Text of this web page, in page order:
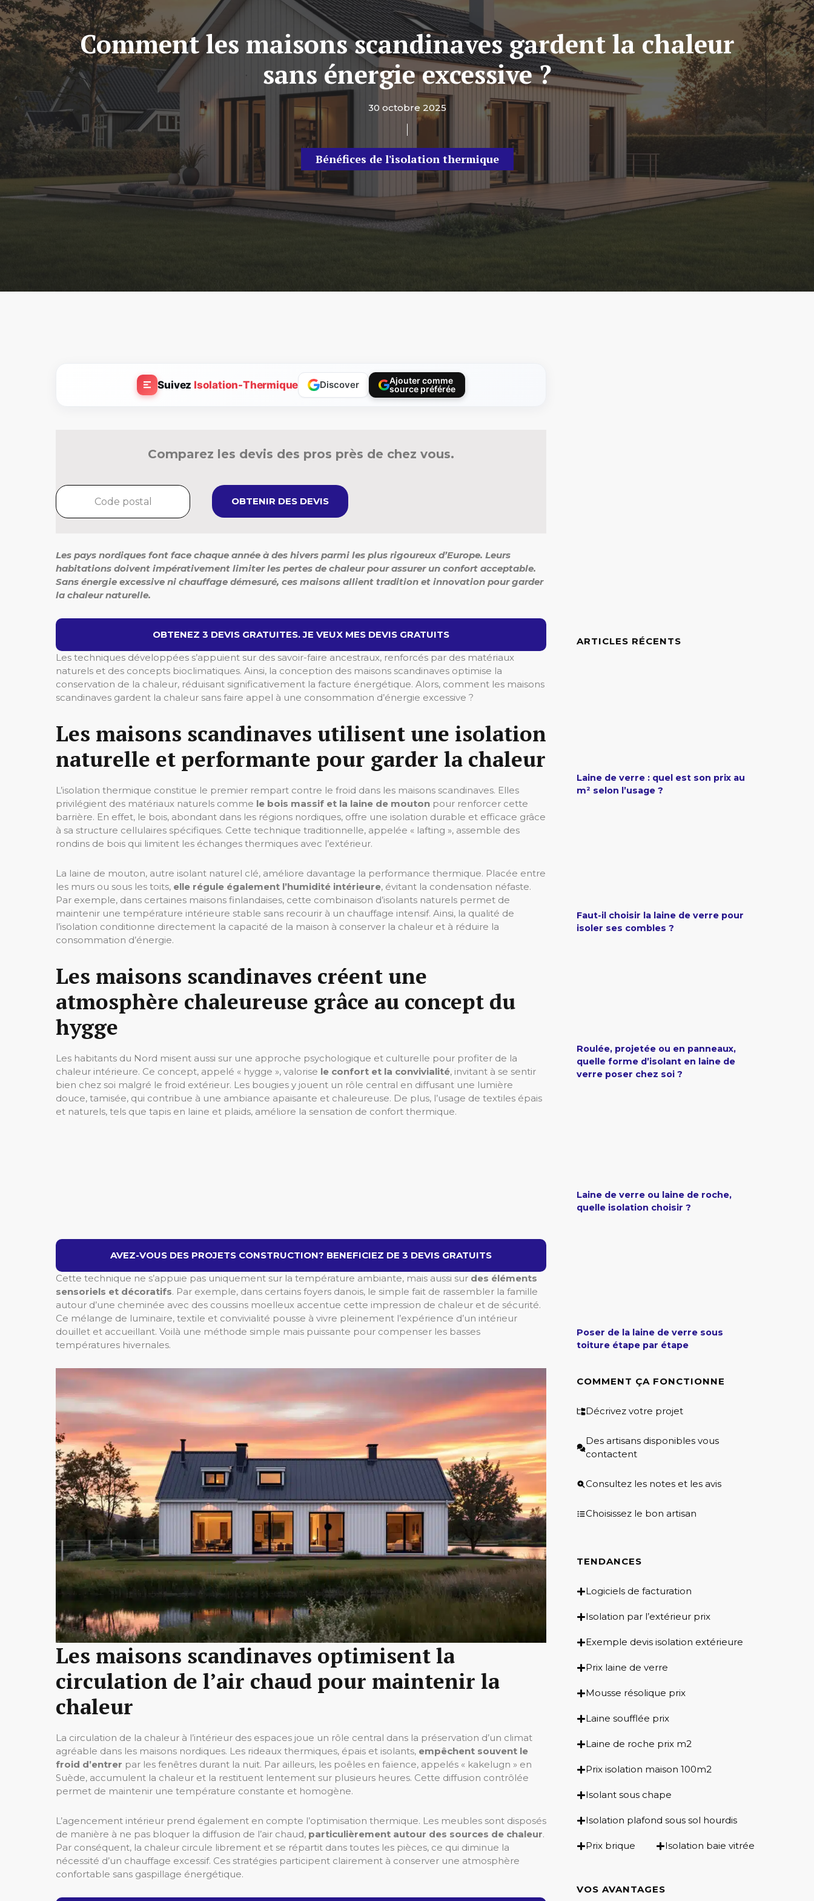
Comment les maisons scandinaves gardent la chaleur
sans énergie excessive ?
30 octobre 2025
Bénéfices de l'isolation thermique
Suivez Isolation-Thermique Discover
Ajouter comme
source préférée
Comparez les devis des pros près de chez vous.
OBTENIR DES DEVIS
Les pays nordiques font face chaque année à des hivers parmi les plus rigoureux d’Europe. Leurs
habitations doivent impérativement limiter les pertes de chaleur pour assurer un confort acceptable.
Sans énergie excessive ni chauffage démesuré, ces maisons allient tradition et innovation pour garder
la chaleur naturelle.
OBTENEZ 3 DEVIS GRATUITES. JE VEUX MES DEVIS GRATUITS
Les techniques développées s’appuient sur des savoir-faire ancestraux, renforcés par des matériaux
naturels et des concepts bioclimatiques. Ainsi, la conception des maisons scandinaves optimise la
conservation de la chaleur, réduisant significativement la facture énergétique. Alors, comment les maisons
scandinaves gardent la chaleur sans faire appel à une consommation d’énergie excessive ?
Les maisons scandinaves utilisent une isolation
naturelle et performante pour garder la chaleur
L’isolation thermique constitue le premier rempart contre le froid dans les maisons scandinaves. Elles
privilégient des matériaux naturels comme le bois massif et la laine de mouton pour renforcer cette
barrière. En effet, le bois, abondant dans les régions nordiques, offre une isolation durable et efficace grâce
à sa structure cellulaires spécifiques. Cette technique traditionnelle, appelée « lafting », assemble des
rondins de bois qui limitent les échanges thermiques avec l’extérieur.
La laine de mouton, autre isolant naturel clé, améliore davantage la performance thermique. Placée entre
les murs ou sous les toits, elle régule également l’humidité intérieure, évitant la condensation néfaste.
Par exemple, dans certaines maisons finlandaises, cette combinaison d’isolants naturels permet de
maintenir une température intérieure stable sans recourir à un chauffage intensif. Ainsi, la qualité de
l’isolation conditionne directement la capacité de la maison à conserver la chaleur et à réduire la
consommation d’énergie.
Les maisons scandinaves créent une
atmosphère chaleureuse grâce au concept du
hygge
Les habitants du Nord misent aussi sur une approche psychologique et culturelle pour profiter de la
chaleur intérieure. Ce concept, appelé « hygge », valorise le confort et la convivialité, invitant à se sentir
bien chez soi malgré le froid extérieur. Les bougies y jouent un rôle central en diffusant une lumière
douce, tamisée, qui contribue à une ambiance apaisante et chaleureuse. De plus, l’usage de textiles épais
et naturels, tels que tapis en laine et plaids, améliore la sensation de confort thermique.
AVEZ-VOUS DES PROJETS CONSTRUCTION? BENEFICIEZ DE 3 DEVIS GRATUITS
Cette technique ne s’appuie pas uniquement sur la température ambiante, mais aussi sur des éléments
sensoriels et décoratifs. Par exemple, dans certains foyers danois, le simple fait de rassembler la famille
autour d’une cheminée avec des coussins moelleux accentue cette impression de chaleur et de sécurité.
Ce mélange de luminaire, textile et convivialité pousse à vivre pleinement l’expérience d’un intérieur
douillet et accueillant. Voilà une méthode simple mais puissante pour compenser les basses
températures hivernales.
Les maisons scandinaves optimisent la
circulation de l’air chaud pour maintenir la
chaleur
La circulation de la chaleur à l’intérieur des espaces joue un rôle central dans la préservation d’un climat
agréable dans les maisons nordiques. Les rideaux thermiques, épais et isolants, empêchent souvent le
froid d’entrer par les fenêtres durant la nuit. Par ailleurs, les poêles en faïence, appelés « kakelugn » en
Suède, accumulent la chaleur et la restituent lentement sur plusieurs heures. Cette diffusion contrôlée
permet de maintenir une température constante et homogène.
L’agencement intérieur prend également en compte l’optimisation thermique. Les meubles sont disposés
de manière à ne pas bloquer la diffusion de l’air chaud, particulièrement autour des sources de chaleur.
Par conséquent, la chaleur circule librement et se répartit dans toutes les pièces, ce qui diminue la
nécessité d’un chauffage excessif. Ces stratégies participent clairement à conserver une atmosphère
confortable sans gaspillage énergétique.
ARTICLES RÉCENTS
Laine de verre : quel est son prix au
m² selon l’usage ?
Faut-il choisir la laine de verre pour
isoler ses combles ?
Roulée, projetée ou en panneaux,
quelle forme d’isolant en laine de
verre poser chez soi ?
Laine de verre ou laine de roche,
quelle isolation choisir ?
Poser de la laine de verre sous
toiture étape par étape
COMMENT ÇA FONCTIONNE
Décrivez votre projet
Des artisans disponibles vous
contactent
Consultez les notes et les avis
Choisissez le bon artisan
TENDANCES
Logiciels de facturation
Isolation par l’extérieur prix
Exemple devis isolation extérieure
Prix laine de verre
Mousse résolique prix
Laine soufflée prix
Laine de roche prix m2
Prix isolation maison 100m2
Isolant sous chape
Isolation plafond sous sol hourdis
Prix brique Isolation baie vitrée
VOS AVANTAGES